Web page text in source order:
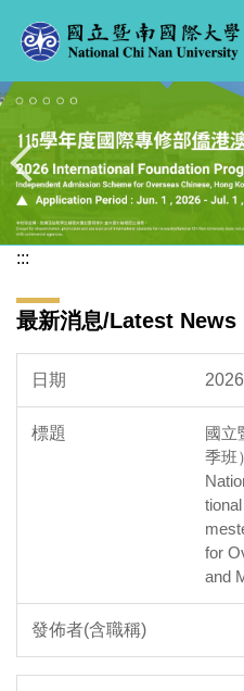
到
要
容
區
:::
最新消息/Latest News
國立
季班
for
and